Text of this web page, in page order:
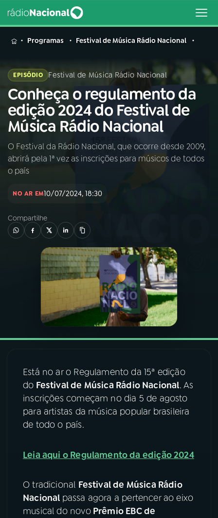
MENU
Buscar
na
Rádio
Nacional
Buscar
AO VIVO
PROGRAMAS
PODCASTS
06VIDEOCASTS
07ÚLTIMAS
08FESTIVAL DE MÚSICA
YouTube Facebook
Instagram
Programas Festival de Música Rádio Nacional
EPISÓDIO Festival de Música Rádio Nacional
Conheça o regulamento da
edição 2024 do Festival de
Música Rádio Nacional
O Festival da Rádio Nacional, que ocorre desde 2009,
abrirá pela 1ª vez as inscrições para músicos de todos
o país
NO AR EM10/07/2024, 18:30
Compartilhe
Está no ar o Regulamento da 15ª edição
do Festival de Música Rádio Nacional. As
inscrições começam no dia 5 de agosto
para artistas da música popular brasileira
de todo o país.
Leia aqui o Regulamento da edição 2024
O tradicional Festival de Música Rádio
Nacional passa agora a pertencer ao eixo
musical do novoPrêmio EBC de